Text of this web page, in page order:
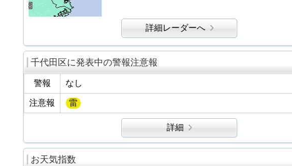
詳細レーダーへ
千代田区に発表中の警報注意報
警報 なし
注意報 雷
詳細
お天気指数